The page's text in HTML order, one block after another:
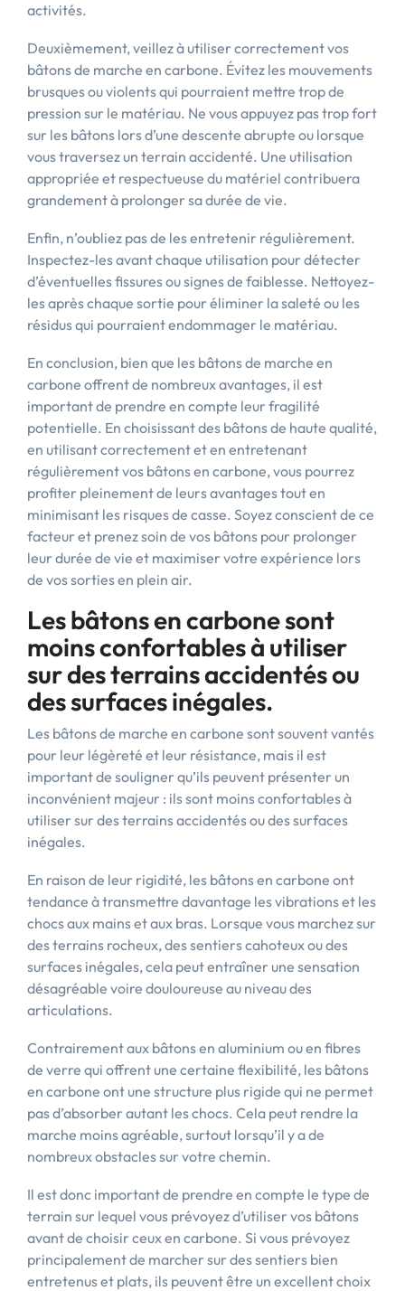
activités.
Deuxièmement, veillez à utiliser correctement vos
bâtons de marche en carbone. Évitez les mouvements
brusques ou violents qui pourraient mettre trop de
pression sur le matériau. Ne vous appuyez pas trop fort
sur les bâtons lors d’une descente abrupte ou lorsque
vous traversez un terrain accidenté. Une utilisation
appropriée et respectueuse du matériel contribuera
grandement à prolonger sa durée de vie.
Enfin, n’oubliez pas de les entretenir régulièrement.
Inspectez-les avant chaque utilisation pour détecter
d’éventuelles fissures ou signes de faiblesse. Nettoyez-
les après chaque sortie pour éliminer la saleté ou les
résidus qui pourraient endommager le matériau.
En conclusion, bien que les bâtons de marche en
carbone offrent de nombreux avantages, il est
important de prendre en compte leur fragilité
potentielle. En choisissant des bâtons de haute qualité,
en utilisant correctement et en entretenant
régulièrement vos bâtons en carbone, vous pourrez
profiter pleinement de leurs avantages tout en
minimisant les risques de casse. Soyez conscient de ce
facteur et prenez soin de vos bâtons pour prolonger
leur durée de vie et maximiser votre expérience lors
de vos sorties en plein air.
Les bâtons en carbone sont
moins confortables à utiliser
sur des terrains accidentés ou
des surfaces inégales.
Les bâtons de marche en carbone sont souvent vantés
pour leur légèreté et leur résistance, mais il est
important de souligner qu’ils peuvent présenter un
inconvénient majeur : ils sont moins confortables à
utiliser sur des terrains accidentés ou des surfaces
inégales.
En raison de leur rigidité, les bâtons en carbone ont
tendance à transmettre davantage les vibrations et les
chocs aux mains et aux bras. Lorsque vous marchez sur
des terrains rocheux, des sentiers cahoteux ou des
surfaces inégales, cela peut entraîner une sensation
désagréable voire douloureuse au niveau des
articulations.
Contrairement aux bâtons en aluminium ou en fibres
de verre qui offrent une certaine flexibilité, les bâtons
en carbone ont une structure plus rigide qui ne permet
pas d’absorber autant les chocs. Cela peut rendre la
marche moins agréable, surtout lorsqu’il y a de
nombreux obstacles sur votre chemin.
Il est donc important de prendre en compte le type de
terrain sur lequel vous prévoyez d’utiliser vos bâtons
avant de choisir ceux en carbone. Si vous prévoyez
principalement de marcher sur des sentiers bien
entretenus et plats, ils peuvent être un excellent choix